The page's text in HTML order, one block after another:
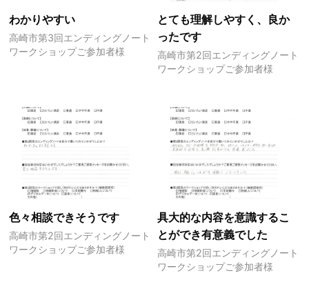
わかりやすい
高崎市第3回エンディングノート
ワークショップご参加者様
とても理解しやすく、良か
ったです
高崎市第2回エンディングノート
ワークショップご参加者様
色々相談できそうです
高崎市第2回エンディングノート
ワークショップご参加者様
具大的な内容を意識するこ
とができ有意義でした
高崎市第2回エンディングノート
ワークショップご参加者様